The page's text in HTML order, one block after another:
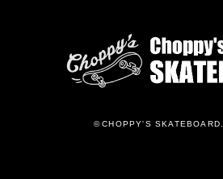
©CHOPPY'S SKATEBOARD.